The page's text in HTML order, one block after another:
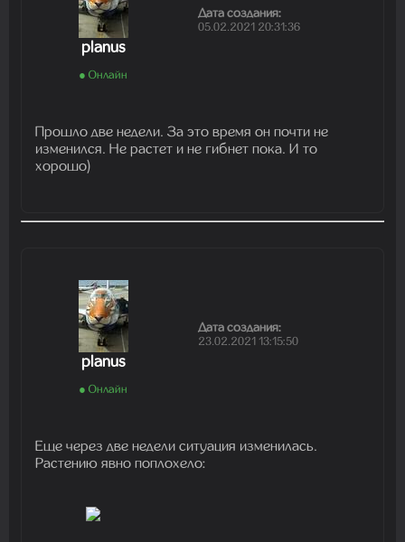
planus
● Онлайн
Дата создания:
05.02.2021 20:31:36
Прошло две недели. За это время он почти не
изменился. Не растет и не гибнет пока. И то
хорошо)
planus
● Онлайн
Дата создания:
23.02.2021 13:15:50
Еще через две недели ситуация изменилась.
Растению явно поплохело: